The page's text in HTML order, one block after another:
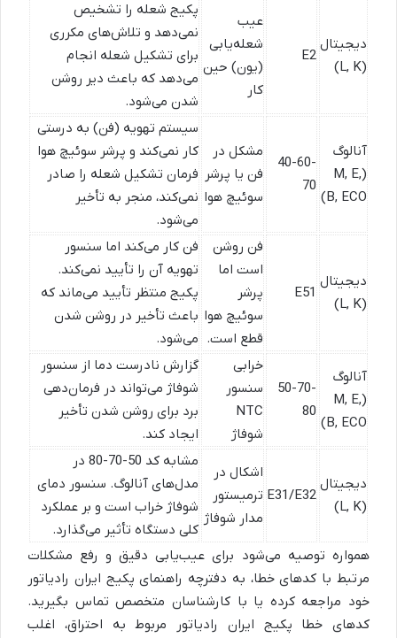
دیجیتال
(L, K)
E2
عیب
شعله‌یابی
(یون) حین
کار
پکیج شعله را تشخیص
نمی‌دهد و تلاش‌های مکرری
برای تشکیل شعله انجام
می‌دهد که باعث دیر روشن
شدن می‌شود.
آنالوگ
(M, E,
B, ECO)
40-60-
70
مشکل در
فن یا پرشر
سوئیچ هوا
سیستم تهویه (فن) به درستی
کار نمی‌کند و پرشر سوئیچ هوا
فرمان تشکیل شعله را صادر
نمی‌کند، منجر به تأخیر
می‌شود.
دیجیتال
(L, K)
E51
فن روشن
است اما
پرشر
سوئیچ هوا
قطع است.
فن کار می‌کند اما سنسور
تهویه آن را تأیید نمی‌کند.
پکیج منتظر تأیید می‌ماند که
باعث تأخیر در روشن شدن
می‌شود.
آنالوگ
(M, E,
B, ECO)
50-70-
80
خرابی
سنسور
NTC
شوفاژ
گزارش نادرست دما از سنسور
شوفاژ می‌تواند در فرمان‌دهی
برد برای روشن شدن تأخیر
ایجاد کند.
دیجیتال
(L, K)
E31/E32
اشکال در
ترمیستور
مدار شوفاژ
مشابه کد 50-70-80 در
مدل‌های آنالوگ. سنسور دمای
شوفاژ خراب است و بر عملکرد
کلی دستگاه تأثیر می‌گذارد.
همواره توصیه می‌شود برای عیب‌یابی دقیق و رفع مشکلات
مرتبط با کدهای خطا، به دفترچه راهنمای پکیج ایران رادیاتور
خود مراجعه کرده یا با کارشناسان متخصص تماس بگیرید.
کدهای خطا پکیج ایران رادیاتور مربوط به احتراق، اغلب